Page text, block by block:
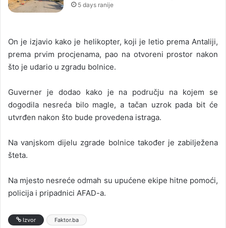
5 days ranije
On je izjavio kako je helikopter, koji je letio prema Antaliji,
prema prvim procjenama, pao na otvoreni prostor nakon
što je udario u zgradu bolnice.
Guverner je dodao kako je na području na kojem se
dogodila nesreća bilo magle, a tačan uzrok pada bit će
utvrđen nakon što bude provedena istraga.
Na vanjskom dijelu zgrade bolnice također je zabilježena
šteta.
Na mjesto nesreće odmah su upućene ekipe hitne pomoći,
policija i pripadnici AFAD-a.
Izvor Faktor.ba